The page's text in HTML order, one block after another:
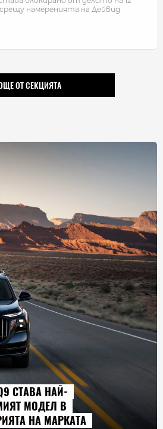
намеренията на Дейвид
ОТ СЕКЦИЯТА
СТАВА НАЙ-
МОДЕЛ В
НА МАРКАТА